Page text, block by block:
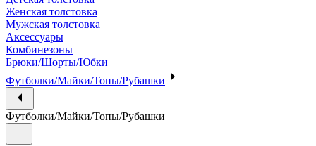
Женская толстовка
Мужская толстовка
Аксессуары
Комбинезоны
Брюки/Шорты/Юбки
Футболки/Майки/Топы/Рубашки
Футболки/Майки/Топы/Рубашки